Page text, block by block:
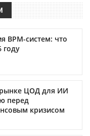
BPM-систем: что
году
ЦОД для ИИ
перед
кризисом